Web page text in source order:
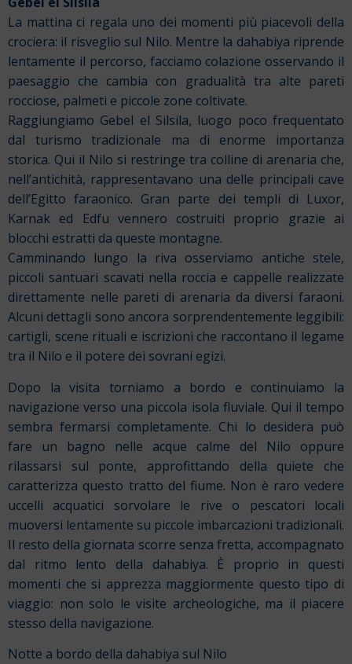
La mattina ci regala uno dei momenti più piacevoli della
crociera: il risveglio sul Nilo. Mentre la dahabiya riprende
lentamente il percorso, facciamo colazione osservando il
paesaggio che cambia con gradualità tra alte pareti
rocciose, palmeti e piccole zone coltivate.
Raggiungiamo Gebel el Silsila, luogo poco frequentato
dal turismo tradizionale ma di enorme importanza
storica. Qui il Nilo si restringe tra colline di arenaria che,
nell’antichità, rappresentavano una delle principali cave
dell’Egitto faraonico. Gran parte dei templi di Luxor,
Karnak ed Edfu vennero costruiti proprio grazie ai
blocchi estratti da queste montagne.
Camminando lungo la riva osserviamo antiche stele,
piccoli santuari scavati nella roccia e cappelle realizzate
direttamente nelle pareti di arenaria da diversi faraoni.
Alcuni dettagli sono ancora sorprendentemente leggibili:
cartigli, scene rituali e iscrizioni che raccontano il legame
tra il Nilo e il potere dei sovrani egizi.
Dopo la visita torniamo a bordo e continuiamo la
navigazione verso una piccola isola fluviale. Qui il tempo
sembra fermarsi completamente. Chi lo desidera può
fare un bagno nelle acque calme del Nilo oppure
rilassarsi sul ponte, approfittando della quiete che
caratterizza questo tratto del fiume. Non è raro vedere
uccelli acquatici sorvolare le rive o pescatori locali
muoversi lentamente su piccole imbarcazioni tradizionali.
Il resto della giornata scorre senza fretta, accompagnato
dal ritmo lento della dahabiya. È proprio in questi
momenti che si apprezza maggiormente questo tipo di
viaggio: non solo le visite archeologiche, ma il piacere
stesso della navigazione.
Notte a bordo della dahabiya sul Nilo